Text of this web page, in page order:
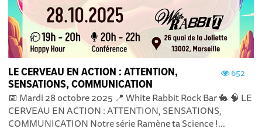
652
LE CERVEAU EN ACTION : ATTENTION,
SENSATIONS, COMMUNICATION
📅 Mardi 28 octobre 2025 📍 White Rabbit Rock Bar 🐇 🧠 LE
CERVEAU EN ACTION : ATTENTION, SENSATIONS,
COMMUNICATION Notre série Ramène ta Science !...